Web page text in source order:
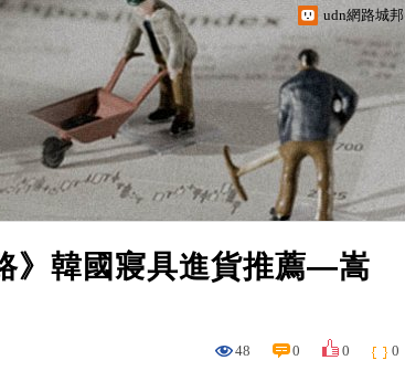
udn網路城邦
》韓國寢具進貨推薦—嵩
48 0 0 0